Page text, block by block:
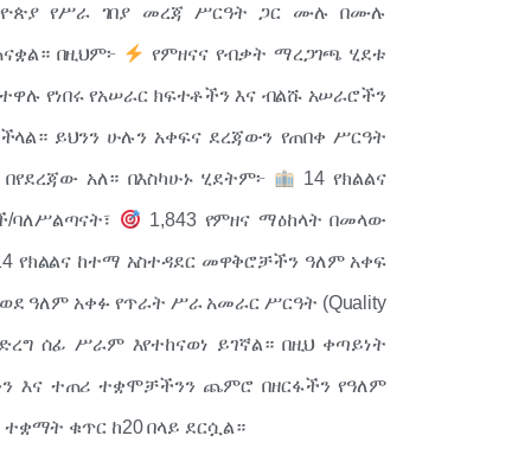
የሥራ ገበያ መረጃ ሥርዓት ጋር ሙሉ በሙሉ
በዚህም፦ የምዘናና የብቃት ማረጋገጫ ሂደቱ
የነበሩ የአሠራር ክፍተቶችን እና ብልሹ አሠራሮችን
ይህንን ሁሉን አቀፍና ደረጃውን የጠበቀ ሥርዓት
አለ። በእስካሁኑ ሂደትም፦ 14 የክልልና
1,843 የምዘና ማዕከላት በመላው
የክልልና ከተማ አስተዳደር መዋቅሮቻችን ዓለም አቀፍ
ዓለም አቀፉ የጥራት ሥራ አመራር ሥርዓት (Quality
ሰፊ ሥራም እየተከናወነ ይገኛል። በዚህ ቀጣይነት
እና ተጠሪ ተቋሞቻችንን ጨምሮ በዘርፋችን የዓለም
ቁጥር ከ20 በላይ ደርሷል።